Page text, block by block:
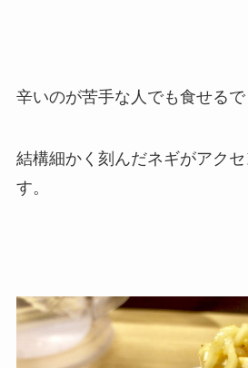
辛いのが苦手な人でも食せるで
結構細かく刻んだネギがアク
す。